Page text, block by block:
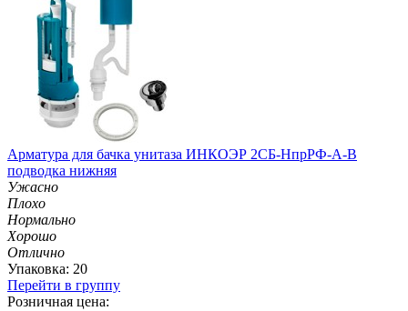
Арматура для бачка унитаза ИНКОЭР 2СБ-НпрРФ-А-В
подводка нижняя
Ужасно
Плохо
Нормально
Хорошо
Отлично
Упаковка: 20
Перейти в группу
Розничная цена: